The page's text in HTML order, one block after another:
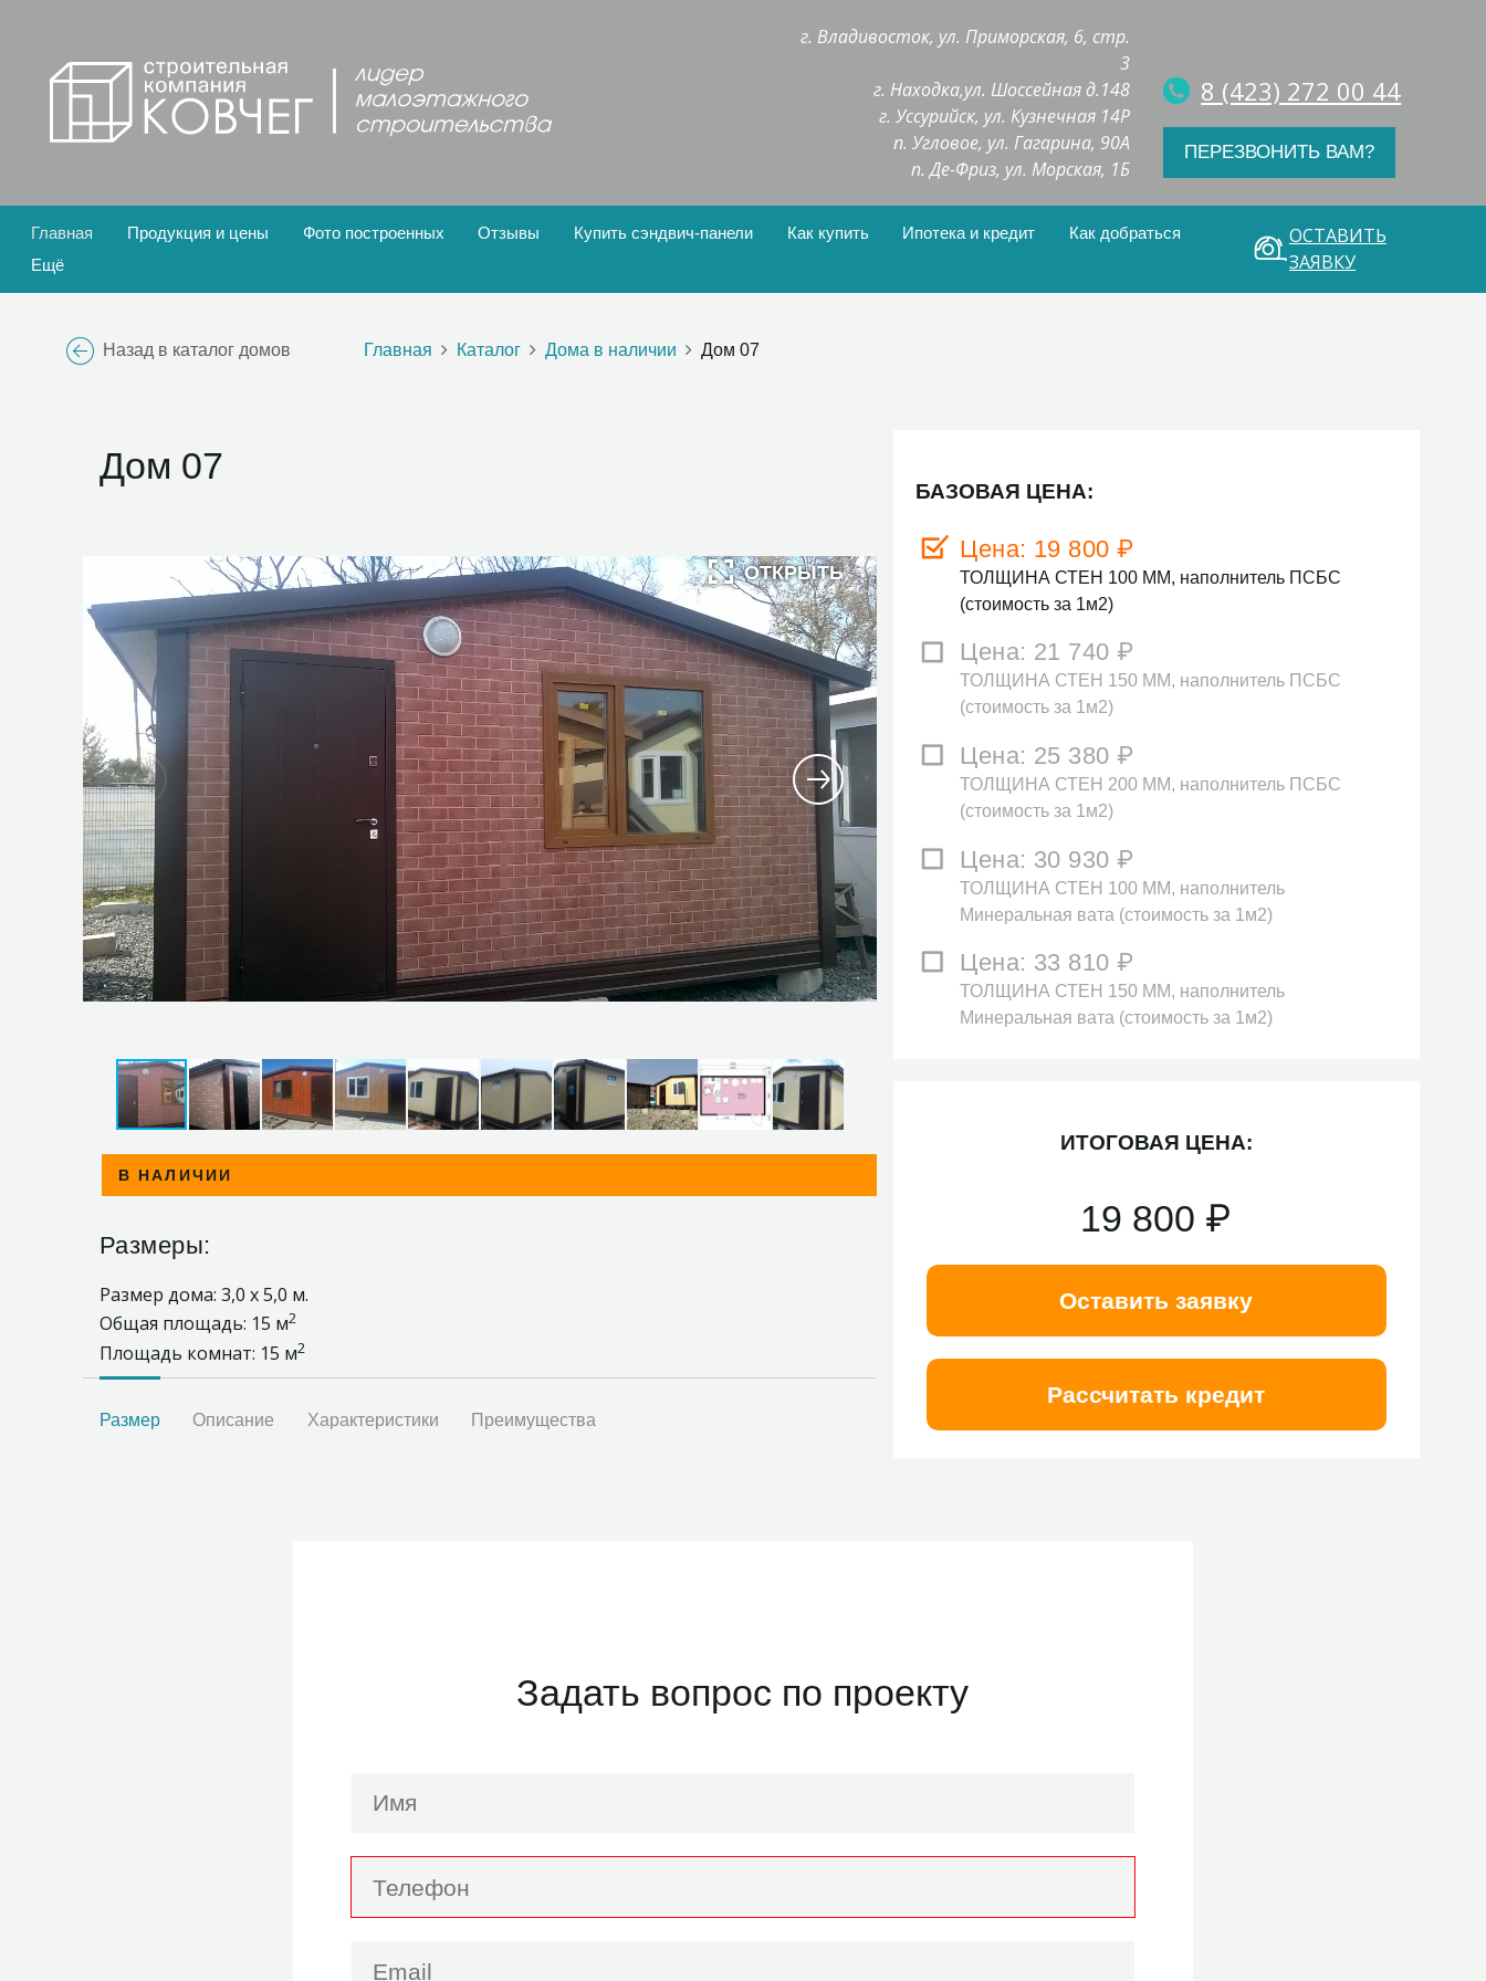
г. Владивосток, ул. Приморская, 6, стр.
3
г. Находка,ул. Шоссейная д.148
г. Уссурийск, ул. Кузнечная 14Р
п. Угловое, ул. Гагарина, 90А
п. Де-Фриз, ул. Морская, 1Б
8 (423) 272 00 44
ПЕРЕЗВОНИТЬ ВАМ?
Главная Продукция и цены Фото построенных Отзывы Купить сэндвич-панели Как купить Ипотека и кредит
Как добраться
Ещё
ОСТАВИТЬ
ЗАЯВКУ
Назад в каталог домов Главная Каталог Дома в наличии Дом 07
Дом 07
В НАЛИЧИИ
Размер Описание Характеристики Преимущества
Размеры:
Размер дома: 3,0 х 5,0 м.
Общая площадь: 15 м2
Площадь комнат: 15 м2
БАЗОВАЯ ЦЕНА:
Цена: 19 800 ₽
ТОЛЩИНА СТЕН 100 ММ, наполнитель ПСБС
(стоимость за 1м2)
Цена: 21 740 ₽
ТОЛЩИНА СТЕН 150 ММ, наполнитель ПСБС
(стоимость за 1м2)
Цена: 25 380 ₽
ТОЛЩИНА СТЕН 200 ММ, наполнитель ПСБС
(стоимость за 1м2)
Цена: 30 930 ₽
ТОЛЩИНА СТЕН 100 ММ, наполнитель
Минеральная вата (стоимость за 1м2)
Цена: 33 810 ₽
ТОЛЩИНА СТЕН 150 ММ, наполнитель
Минеральная вата (стоимость за 1м2)
ИТОГОВАЯ ЦЕНА:
19 800 ₽
Оставить заявку
Рассчитать кредит
Задать вопрос по проекту